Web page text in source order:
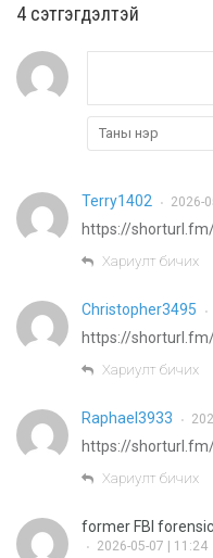
4 cэтгэгдэлтэй
Terry1402 • 2026-
https://shorturl.fm/
Хариулт бичих
Christopher3495 •
https://
Хариулт бичих
Raphael3933 •
https://
Хариулт бичих
former FBI
• 2026-05-07 | 11:24